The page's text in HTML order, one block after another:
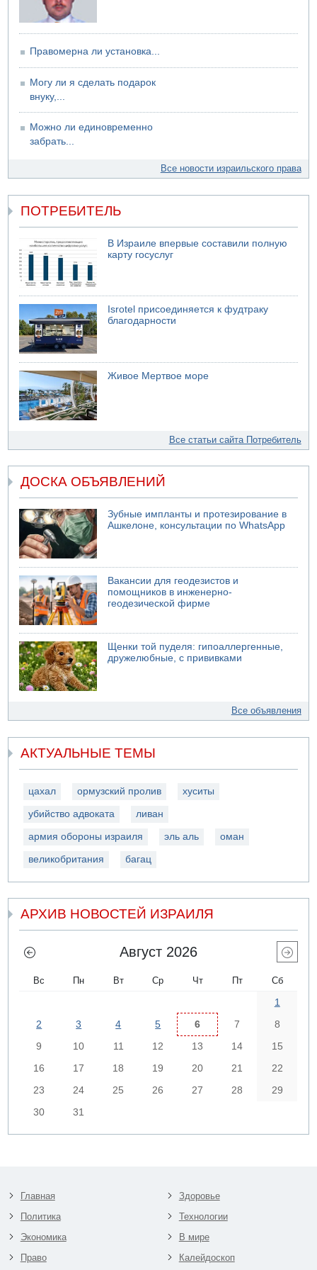
Правомерна ли установка...
Могу ли я сделать подарок
внуку,...
Можно ли единовременно
забрать...
Все новости израильского права
ПОТРЕБИТЕЛЬ
В Израиле впервые составили полную
карту госуслуг
Isrotel присоединяется к фудтраку
благодарности
Живое Мертвое море
Все статьи сайта Потребитель
ДОСКА ОБЪЯВЛЕНИЙ
Зубные импланты и протезирование в
Ашкелоне, консультации по WhatsApp
Вакансии для геодезистов и
помощников в инженерно-
геодезической фирме
Щенки той пуделя: гипоаллергенные,
дружелюбные, с прививками
Все объявления
АКТУАЛЬНЫЕ ТЕМЫ
цахал ормузский пролив хуситы
убийство адвоката ливан
армия обороны израиля эль аль оман
великобритания багац
АРХИВ НОВОСТЕЙ ИЗРАИЛЯ
Август 2026
Вс Пн Вт Ср Чт Пт Сб
1
2
3 4 5 6 7
8
9
10 11 12 13 14
15
16
17 18 19 20 21
22
23
24 25 26 27 28
29
30
31
Главная
Политика
Экономика
Право
Здоровье
Технологии
В мире
Калейдоскоп